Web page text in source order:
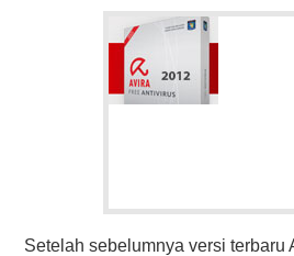
HASIL PENCARIAN
Setelah sebelumnya versi terbaru